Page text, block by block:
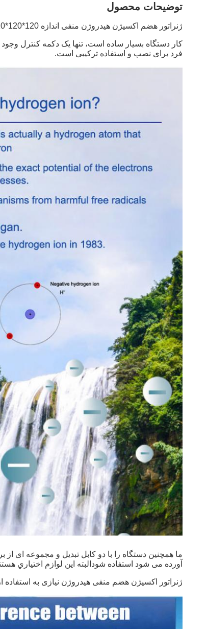
توضیحات محصول
ژنراتور هضم اکسیژن هیدروژن منفی اندازه 120*120*310 میلی متر و وزن 1.2 کیلوگرم است، با یک پایه قابل حمل اختیاری برای استفاده در حال حرکت.
کار دستگاه بسیار ساده است، تنها یک دکمه کنترل
فرد برای نصب و استفاده ترکیبی است.
ما همچنین دستگاه را با دو کابل تبدیل و مجموعه ای
آورده می شود استفاده شودالبته اين لوازم اختیاري
ژنراتور اکسیژن هضم منفی هیدروژن نیازی به